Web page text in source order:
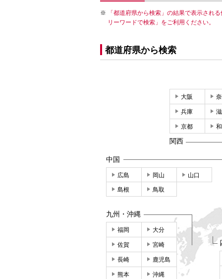
「都道府県から検索」の結果で表示され
リーワードで検索」をご利用ください。
都道府県から検索
大阪
兵庫
京都
関西
中国
広島 岡山 山口
島根 鳥取
九州・沖縄
福岡 大分
佐賀 宮崎
長崎 鹿児島
熊本 沖縄